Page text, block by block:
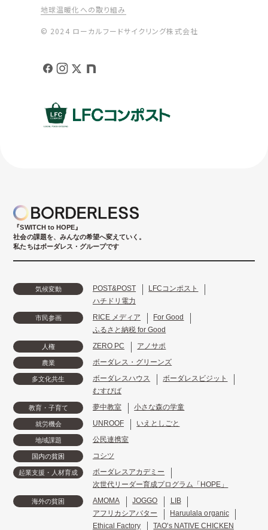
© 2024 ローカルフードサイクリング株式会社
地球温暖化への取り組み
『SWITCH to HOPE』
社会の課題を、みんなの希望へ変えていく。
私たちはボーダレス・グループです
気候変動 POST&POST
LFCコンポスト
ハチドリ電力
市民参画 RICE メディア
For Good
ふるさと納税 for Good
人権 ZERO PC アノサポ
農業 ボーダレス・グリーンズ
多文化共生 ボーダレスハウス
ボーダレスビジット
むすびば
教育・子育て 夢中教室 小さな森の学童
就労機会 UNROOF いえとしごと
地域課題 公民連携室
国内の貧困 コシツ
起業支援・人材育成
ボーダレスアカデミー
次世代リーダー育成プログラム「HOPE」
海外の貧困 AMOMA JOGGO
LIB
アフリカシアバター
Haruulala organic
Ethical Factory
TAO's NATIVE CHICKEN